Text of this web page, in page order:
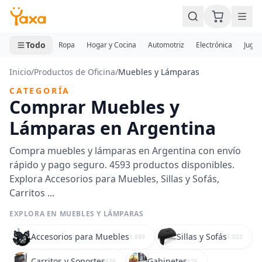
MINI CARRITO
0 productos
Todo Ropa Hogar y Cocina Automotriz Electrónica
Inicio/Productos de Oficina/Muebles y Lámparas
CATEGORÍA
Comprar Muebles y
Lámparas en Argentina
Compra muebles y lámparas en Argentina con envío
rápido y pago seguro. 4593 productos disponibles.
Explora Accesorios para Muebles, Sillas y Sofás,
Carritos ...
EXPLORA EN MUEBLES Y LÁMPARAS
Accesorios para Muebles1.889 Sillas y Sofás1.022